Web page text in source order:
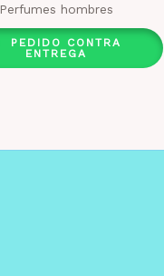
Perfumes hombres
PEDIDO CONTRA
ENTREGA